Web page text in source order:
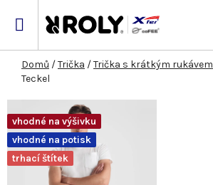
Domů /Trička /Trička s krátkým rukávem
Teckel
vhodné na výšivku
vhodné na potisk
trhací štítek